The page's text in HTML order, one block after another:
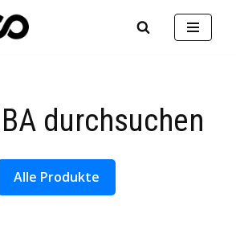
durchsuchen
Alle Produkte